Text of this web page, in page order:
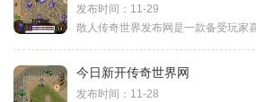
发布时间：11-29
今日新开传奇世界网
发布时间：11-28